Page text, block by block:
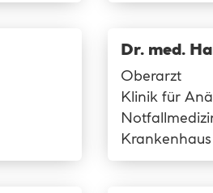
Dr. med.
Oberarzt
Klinik für